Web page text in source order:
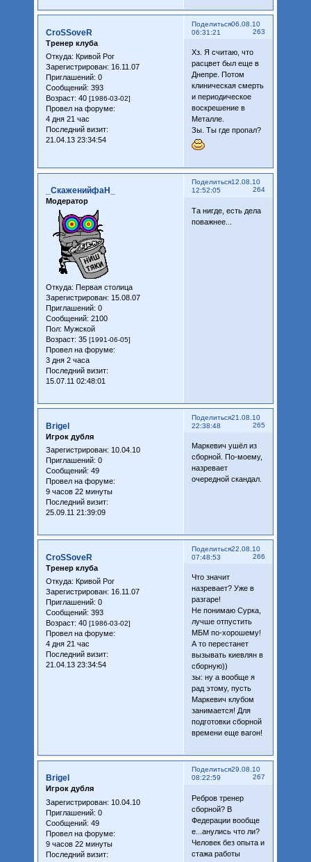
Поделиться
263
06.08.10
06:31:21
CroSSoveR
Тренер клуба
Откуда: Кривой Рог
Зарегистрирован: 16.11.07
Приглашений: 0
Сообщений: 393
Возраст: 40 [1986-03-02]
Провел на форуме:
4 дня 21 час
Последний визит:
21.04.13 23:34:54
Хз. Я считаю, что
расцвет был еще в
Днепре. Потом
клиническая смерть
и периодическое
воскрешение в
Металле.
Зы. Ты где пропал?
Поделиться
264
12.08.10
12:52:05
_СкаженийфаН_
Модератор
Откуда: Первая столица
Зарегистрирован: 15.08.07
Приглашений: 0
Сообщений: 2100
Пол: Мужской
Возраст: 35 [1991-06-05]
Провел на форуме:
3 дня 2 часа
Последний визит:
15.07.11 02:48:01
Та нигде, есть дела
поважнее...
Поделиться
265
21.08.10
22:38:48
Brigel
Игрок дубля
Зарегистрирован: 10.04.10
Приглашений: 0
Сообщений: 49
Провел на форуме:
9 часов 22 минуты
Последний визит:
25.09.11 21:39:09
Маркевич ушёл из
сборной. По-моему,
назревает
очередной скандал.
Поделиться
266
22.08.10
07:48:53
CroSSoveR
Тренер клуба
Откуда: Кривой Рог
Зарегистрирован: 16.11.07
Приглашений: 0
Сообщений: 393
Возраст: 40 [1986-03-02]
Провел на форуме:
4 дня 21 час
Последний визит:
21.04.13 23:34:54
Что значит
назревает? Уже в
разгаре!
Не понимаю Сурка,
лучше отпустить
МБМ по-хорошему!
А то перестанет
вызывать киевлян в
сборную))
зы: ну а вообще я
рад этому, пусть
Маркевич клубом
занимается! Для
подготовки сборной
времени еще вагон!
Поделиться
267
29.08.10
08:22:59
Brigel
Игрок дубля
Зарегистрирован: 10.04.10
Приглашений: 0
Сообщений: 49
Провел на форуме:
9 часов 22 минуты
Последний визит:
Ребров тренер
сборной? В
Федерации вообще
е...анулись что ли?
Человек без опыта и
стажа работы